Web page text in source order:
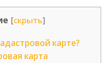
[скрыть]
карте?
карта